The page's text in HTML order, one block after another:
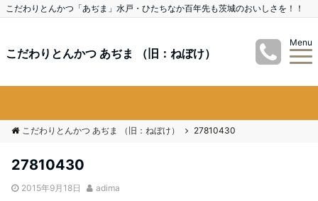
こだわりとんかつ「あぢま」水戸・ひたちなか百年先も茨城のおいしさを！！
こだわりとんかつ あぢま （旧：ねぼけ）
Menu
こだわりとんかつ あぢま （旧：ねぼけ） 27810430
27810430
2015年9月18日 adima